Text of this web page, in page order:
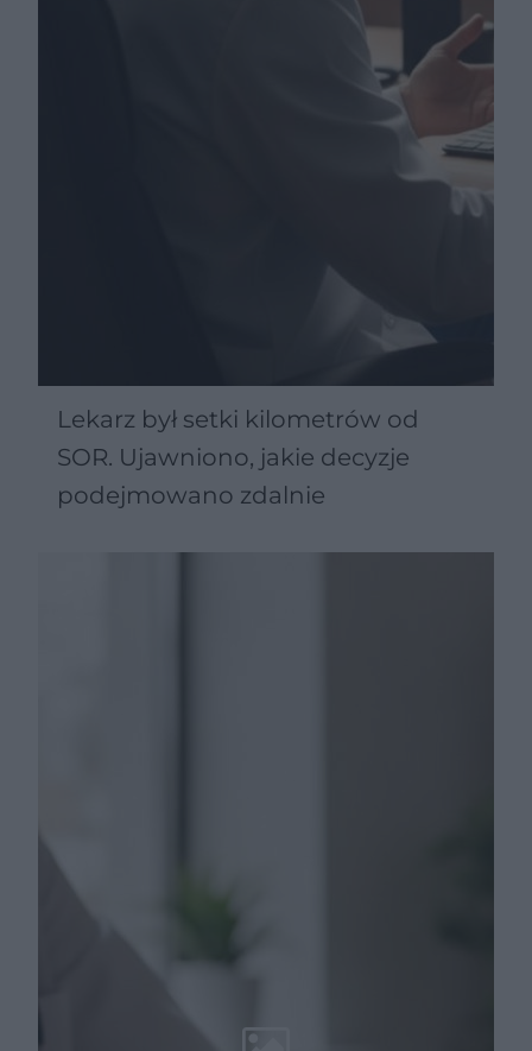
Lekarz był setki kilometrów od
SOR. Ujawniono, jakie decyzje
podejmowano zdalnie